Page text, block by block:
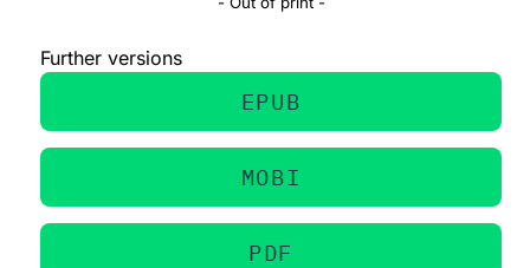
Further versions
EPUB
MOBI
PDF